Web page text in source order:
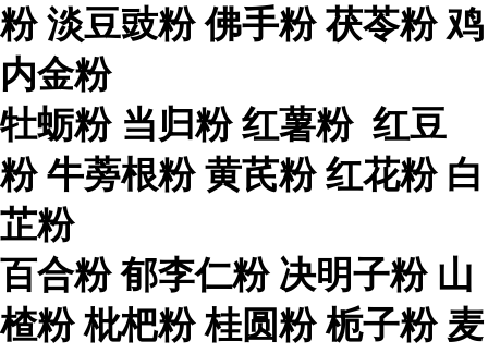
粉 淡豆豉粉 佛手粉 茯苓粉 鸡
内金粉
牡蛎粉 当归粉 红薯粉 红豆
粉 牛蒡根粉 黄芪粉 红花粉 白
芷粉
百合粉 郁李仁粉 决明子粉 山
楂粉 枇杷粉 桂圆粉 栀子粉 麦